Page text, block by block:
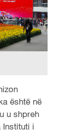
është në
u shpreh
Instituti i